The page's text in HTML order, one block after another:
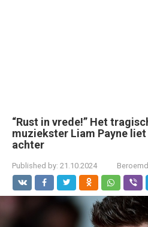
“Rust in vrede!” Het
muziekster Liam Payne
achter
Published by: 21.10.2024